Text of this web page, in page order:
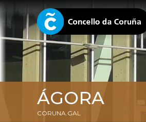
ÁGORA
CORUNA.GAL